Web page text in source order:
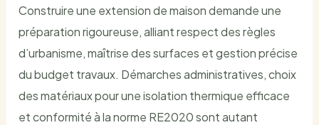
Construire une extension de maison demande une
préparation rigoureuse, alliant respect des règles
d’urbanisme, maîtrise des surfaces et gestion précise
du budget travaux. Démarches administratives, choix
des matériaux pour une isolation thermique efficace
et conformité à la norme RE2020 sont autant